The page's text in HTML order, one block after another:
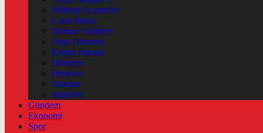
Nöbetçi Eczaneler
Canlı Borsa
Namaz Vakitleri
Puan Durumu
Kripto Paralar
Dövizler
Hisseler
Altınlar
Pariteler
Gündem
Ekonomi
Spor